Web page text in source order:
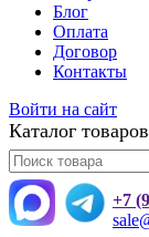
Блог
Оплата
Договор
Контакты
Войти на сайт
Каталог товаров
+7